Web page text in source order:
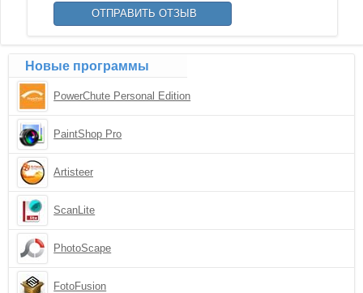
Новые программы
PowerChute Personal Edition
PaintShop Pro
Artisteer
ScanLite
PhotoScape
FotoFusion